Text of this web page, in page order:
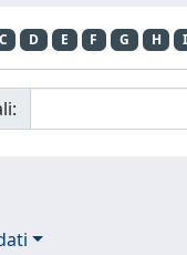
C D E F G H I